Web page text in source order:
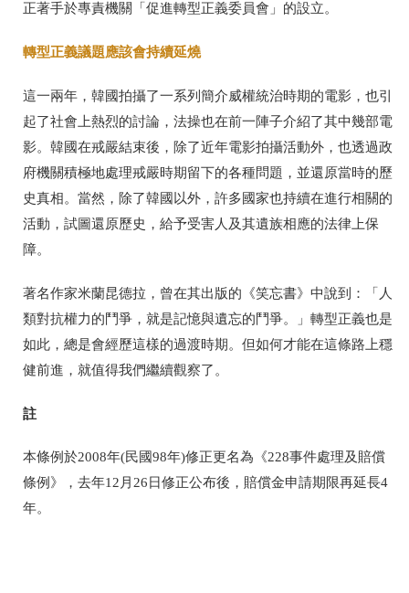
正著手於專責機關「促進轉型正義委員會」的設立。
轉型正義議題應該會持續延燒
這一兩年，韓國拍攝了一系列簡介威權統治時期的電影，也引
起了社會上熱烈的討論，法操也在前一陣子介紹了其中幾部電
影。韓國在戒嚴結束後，除了近年電影拍攝活動外，也透過政
府機關積極地處理戒嚴時期留下的各種問題，並還原當時的歷
史真相。當然，除了韓國以外，許多國家也持續在進行相關的
活動，試圖還原歷史，給予受害人及其遺族相應的法律上保
障。
著名作家米蘭昆德拉，曾在其出版的《笑忘書》中說到：「人
類對抗權力的鬥爭，就是記憶與遺忘的鬥爭。」轉型正義也是
如此，總是會經歷這樣的過渡時期。但如何才能在這條路上穩
健前進，就值得我們繼續觀察了。
註
本條例於2008年(民國98年)修正更名為《228事件處理及賠償
條例》，去年12月26日修正公布後，賠償金申請期限再延長4
年。